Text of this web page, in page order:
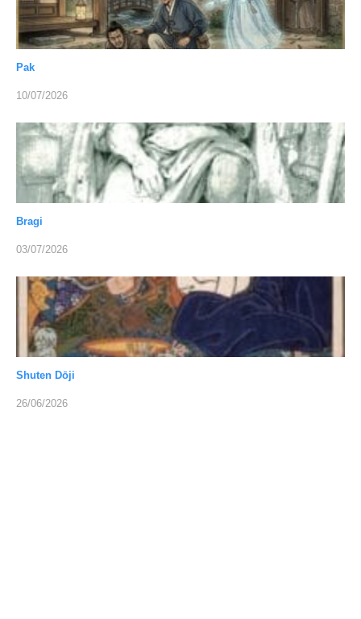
Pak
10/07/2026
Bragi
03/07/2026
Shuten Dōji
26/06/2026